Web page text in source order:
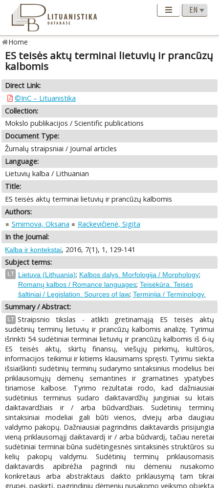
Home
ES teisės aktų terminai lietuvių ir prancūzų
kalbomis
Direct Link:
©InC – Lituanistika
Collection:
Mokslo publikacijos / Scientific publications
Document Type:
Žurnalų straipsniai / Journal articles
Language:
Lietuvių kalba / Lithuanian
Title:
ES teisės aktų terminai lietuvių ir prancūzų kalbomis
Authors:
Smirnova, Oksana
Rackevičienė, Sigita
In the Journal:
Kalba ir kontekstai, 2016, 7(1), 1, 129-141
Subject terms:
LT Lietuva (Lithuania); Kalbos dalys. Morfologija / Morphology;
Romanų kalbos / Romance languages; Teisėkūra. Teisės
šaltiniai / Legislation. Sources of law; Terminija / Terminology.
Summary / Abstract:
LT Straipsnio tikslas - atlikti gretinamąją ES teisės aktų
sudėtinių terminų lietuvių ir prancūzų kalbomis analizę. Tyrimui
išrinkti 54 sudėtiniai terminai lietuvių ir prancūzų kalbomis iš 6-ių
ES teisės aktų, skirtų finansų, viešųjų pirkimų, kultūros,
informacijos teikimui ir kitiems klausimams spręsti. Tyrimu siekta
išsiaiškinti sudėtinių terminų sudarymo sintaksinius modelius bei
priklausomųjų dėmenų semantines ir gramatines ypatybes
tiriamose kalbose. Tyrimo rezultatai rodo, kad dažniausiai
sudėtinius terminus sudaro daiktavardžių junginiai su kitais
daiktavardžiais ir / arba būdvardžiais. Sudėtinių terminų
sintaksiniai modeliai gali būti vienos, dviejų arba daugiau
valdymo pakopų. Dažniausiai pagrindinis daiktavardis prisijungia
vieną priklausomąjį daiktavardį ir / arba būdvardį, tačiau neretai
sudėtiniai terminai būna sudėtingesnės sintaksinės struktūros su
kelių pakopų valdymu. Sudėtinių terminų priklausomasis
daiktavardis apibrėžia pagrindi niu dėmeniu nusakomo
konkretaus arba abstraktaus daikto priklausymą tam tikrai
grupei, paskirtį, pagrindiniu dėmeniu nusakomo veiksmo objektą